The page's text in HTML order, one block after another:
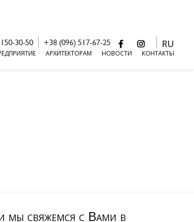
30-50 +38 (096) 517-67-25 RU
АРХИТЕКТОРАМ НОВОСТИ КОНТАКТЫ
мы свяжемся с Вами в